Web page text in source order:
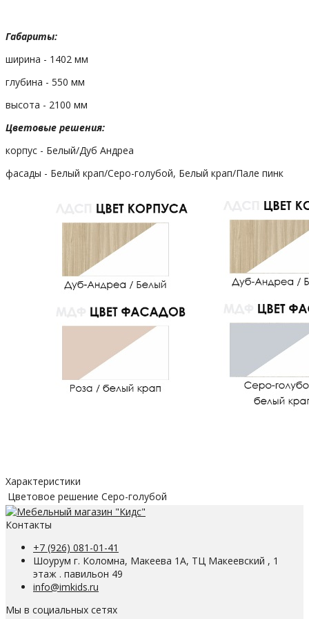
Габариты:
ширина - 1402 мм
глубина - 550 мм
высота - 2100 мм
Цветовые решения:
корпус - Белый/Дуб Андреа
фасады - Белый крап/Серо-голубой, Белый крап/Пале пинк
Характеристики
Цветовое решение Серо-голубой
Контакты
+7 (926) 081-01-41
Шоурум г. Коломна, Макеева 1А, ТЦ Макеевский , 1
этаж . павильон 49
info@imkids.ru
Мы в социальных сетях